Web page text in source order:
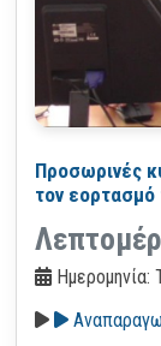
Προσωρινές
τον
Ημερομηνία: